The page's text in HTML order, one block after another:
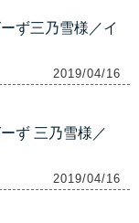
ず三乃雪様／イ
2019/04/16
ず 三乃雪様／
2019/04/16